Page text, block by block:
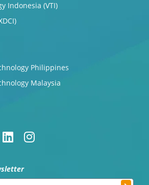
Indonesia (VTI)
Philippines
Malaysia
L
k
I
Submit